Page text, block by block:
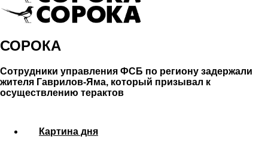
СОРОКА
Сотрудники управления ФСБ по региону задержали
жителя Гаврилов-Яма, который призывал к
осуществлению терактов
Картина дня